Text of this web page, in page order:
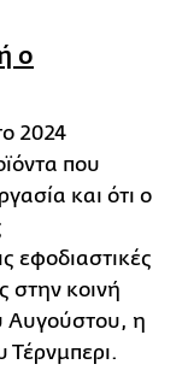
ο
2024
που
και ότι ο
εφοδιαστικές
στην κοινή
Αυγούστου, η
Τέρνμπερι.